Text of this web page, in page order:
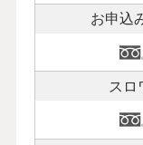
お申込
スロ